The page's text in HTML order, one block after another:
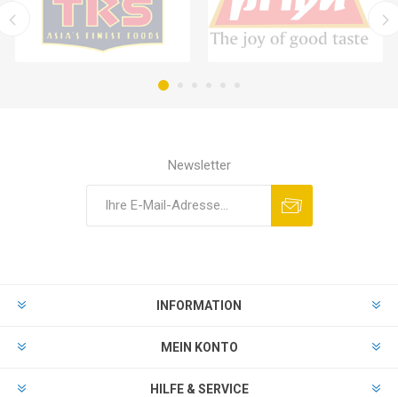
Newsletter
INFORMATION
MEIN KONTO
HILFE & SERVICE